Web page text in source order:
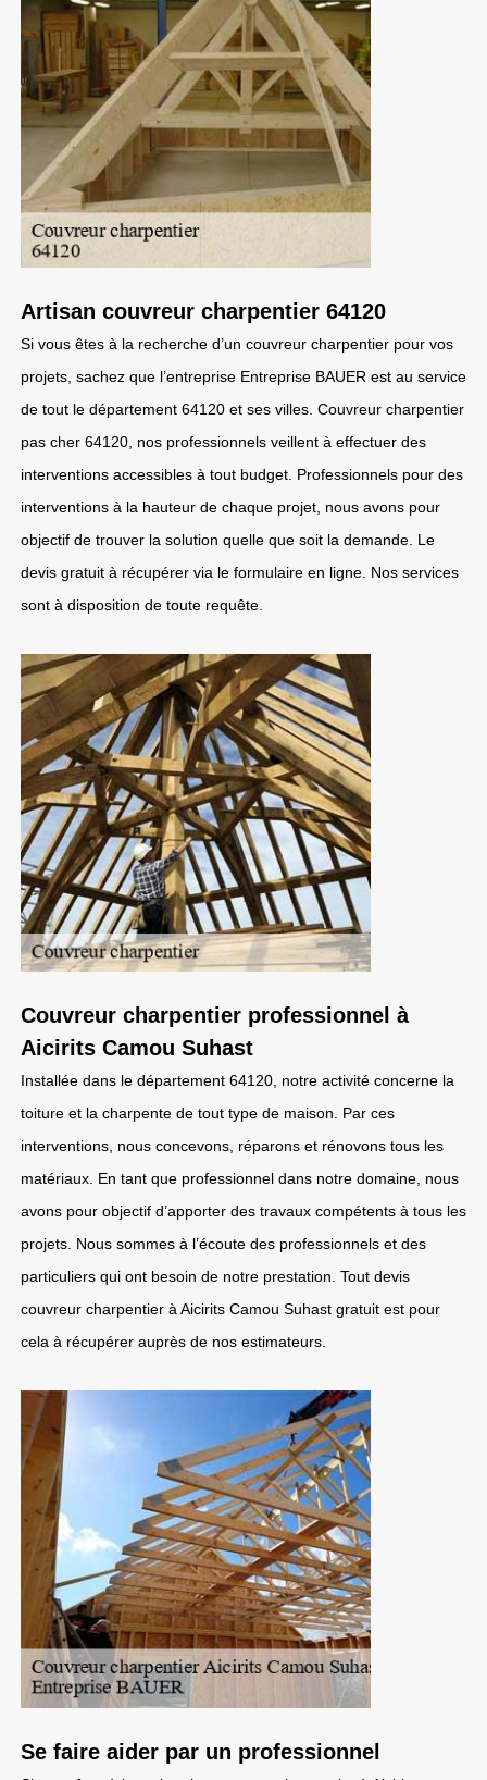
Artisan couvreur charpentier 64120
Si vous êtes à la recherche d’un couvreur charpentier pour vos
projets, sachez que l’entreprise Entreprise BAUER est au service
de tout le département 64120 et ses villes. Couvreur charpentier
pas cher 64120, nos professionnels veillent à effectuer des
interventions accessibles à tout budget. Professionnels pour des
interventions à la hauteur de chaque projet, nous avons pour
objectif de trouver la solution quelle que soit la demande. Le
devis gratuit à récupérer via le formulaire en ligne. Nos services
sont à disposition de toute requête.
Couvreur charpentier professionnel à
Aicirits Camou Suhast
Installée dans le département 64120, notre activité concerne la
toiture et la charpente de tout type de maison. Par ces
interventions, nous concevons, réparons et rénovons tous les
matériaux. En tant que professionnel dans notre domaine, nous
avons pour objectif d’apporter des travaux compétents à tous les
projets. Nous sommes à l’écoute des professionnels et des
particuliers qui ont besoin de notre prestation. Tout devis
couvreur charpentier à Aicirits Camou Suhast gratuit est pour
cela à récupérer auprès de nos estimateurs.
Se faire aider par un professionnel